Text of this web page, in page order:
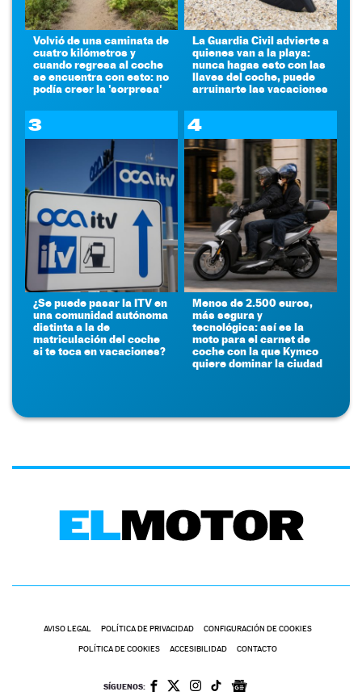
Volvió de una caminata de
cuatro kilómetros y
cuando regresa al coche
se encuentra con esto: no
podía creer la 'sorpresa'
La Guardia Civil advierte a
quienes van a la playa:
nunca hagas esto con las
llaves del coche, puede
arruinarte las vacaciones
3
¿Se puede pasar la ITV en
una comunidad autónoma
distinta a la de
matriculación del coche
si te toca en vacaciones?
4
Menos de 2.500 euros,
más segura y
tecnológica: así es la
moto para el carnet de
coche con la que Kymco
quiere dominar la ciudad
AVISO LEGAL POLÍTICA DE PRIVACIDAD CONFIGURACIÓN DE COOKIES
POLÍTICA DE COOKIES ACCESIBILIDAD CONTACTO
SÍGUENOS: